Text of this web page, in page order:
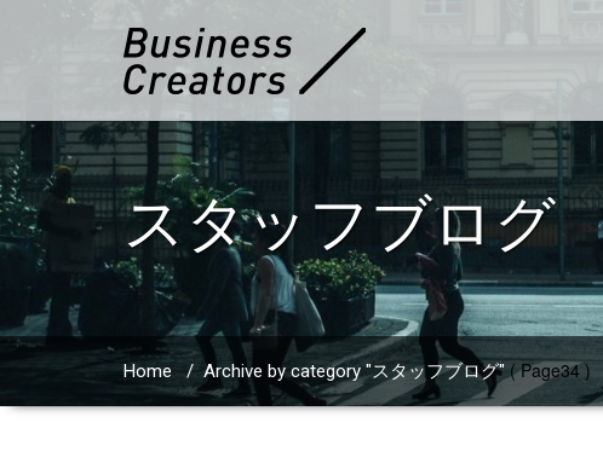
スタッフブログ
Home / Archive by category "スタッフブログ" ( Page34 )